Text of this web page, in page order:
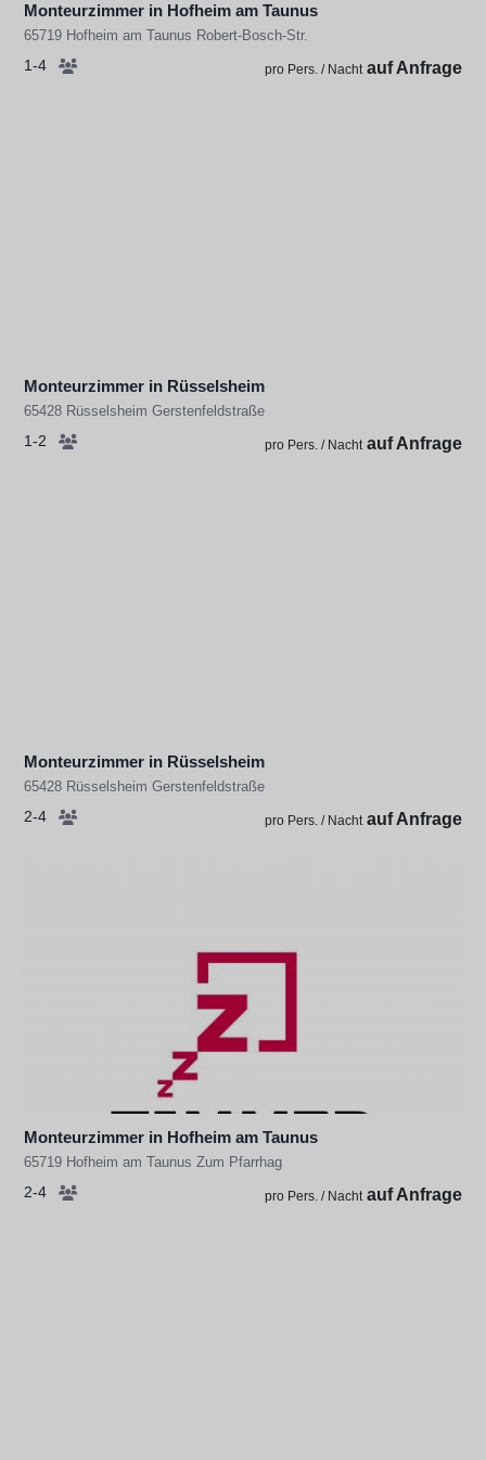
Monteurzimmer in Hofheim am Taunus
65719 Hofheim am Taunus Robert-Bosch-Str.
1-4 pro Pers. / Nacht auf Anfrage
Monteurzimmer in Rüsselsheim
65428 Rüsselsheim Gerstenfeldstraße
1-2 pro Pers. / Nacht auf Anfrage
Monteurzimmer in Rüsselsheim
65428 Rüsselsheim Gerstenfeldstraße
2-4 pro Pers. / Nacht auf Anfrage
Monteurzimmer in Hofheim am Taunus
65719 Hofheim am Taunus Zum Pfarrhag
2-4 pro Pers. / Nacht auf Anfrage